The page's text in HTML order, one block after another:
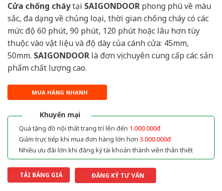
Cửa chống cháytại SAIGONDOOR phong phú về màu
sắc, đa dạng về chủng loại, thời gian chống cháy có các
mức độ 60 phút, 90 phút, 120 phút hoặc lâu hơn tùy
thuộc vào vật liệu và độ dày của cánh cửa: 45mm,
50mm. SAIGONDOOR là đơn vị chuyên cung cấp các sản
phẩm chất lượng cao.
MUA HÀNG NHANH
Khuyến mại
Quà tặng đồ nội thất trang trí lên đến 1.000.000đ
Giảm trực tiếp khi mua đơn hàng lớn hơn 3.000.000đ
Nhiều ưu đãi lớn khi đăng ký tài khoản thành viên thân thiết
TẢI BẢNG GIÁ ĐĂNG KÝ TƯ VẤN